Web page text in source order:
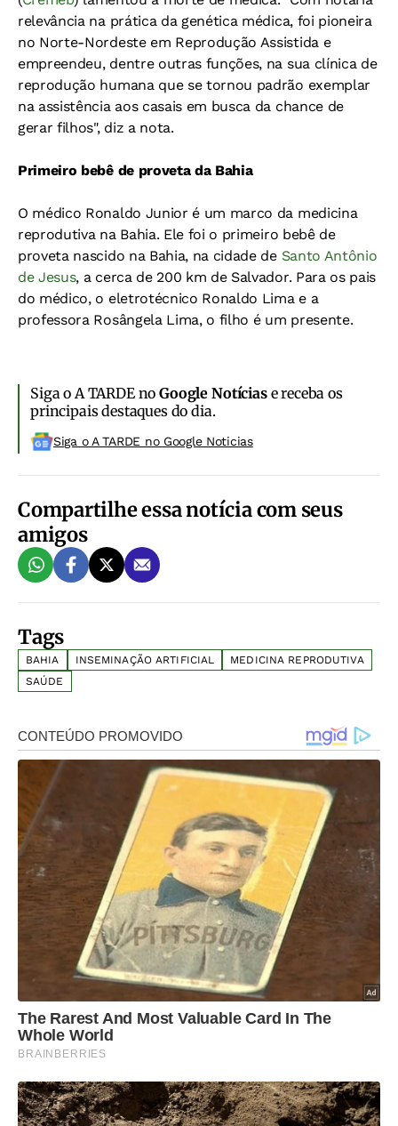
relevância na prática da genética médica, foi pioneira
no Norte-Nordeste em Reprodução Assistida e
empreendeu, dentre outras funções, na sua clínica de
reprodução humana que se tornou padrão exemplar
na assistência aos casais em busca da chance de
gerar filhos", diz a nota.
Primeiro bebê de proveta da Bahia
O médico Ronaldo Junior é um marco da medicina
reprodutiva na Bahia. Ele foi o primeiro bebê de
proveta nascido na Bahia, na cidade de Santo Antônio
de Jesus, a cerca de 200 km de Salvador. Para os pais
do médico, o eletrotécnico Ronaldo Lima e a
professora Rosângela Lima, o filho é um presente.
Siga o A TARDE noGoogle Notíciase receba os
principais destaques do dia.
Siga o A TARDE no Google Noticias
Compartilhe essa notícia com seus
amigos
Tags
BAHIA INSEMINAÇÃO ARTIFICIAL
MEDICINA REPRODUTIVA
SAÚDE